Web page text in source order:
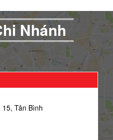
Nhánh
Tân Bình